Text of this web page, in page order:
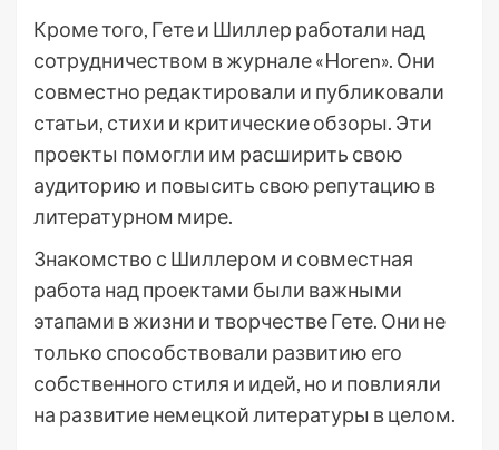
Кроме того, Гете и Шиллер работали над
сотрудничеством в журнале «Horen». Они
совместно редактировали и публиковали
статьи, стихи и критические обзоры. Эти
проекты помогли им расширить свою
аудиторию и повысить свою репутацию в
литературном мире.
Знакомство с Шиллером и совместная
работа над проектами были важными
этапами в жизни и творчестве Гете. Они не
только способствовали развитию его
собственного стиля и идей, но и повлияли
на развитие немецкой литературы в целом.